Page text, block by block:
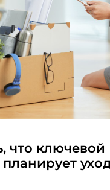
что ключевой